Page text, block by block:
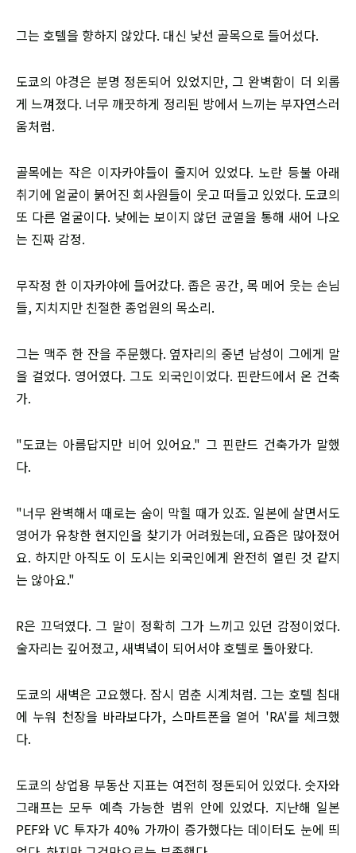
그는 호텔을 향하지 않았다. 대신 낯선 골목으로 들어섰다.
도쿄의 야경은 분명 정돈되어 있었지만, 그 완벽함이 더 외롭
게 느껴졌다. 너무 깨끗하게 정리된 방에서 느끼는 부자연스러
움처럼.
골목에는 작은 이자카야들이 줄지어 있었다. 노란 등불 아래
취기에 얼굴이 붉어진 회사원들이 웃고 떠들고 있었다. 도쿄의
또 다른 얼굴이다. 낮에는 보이지 않던 균열을 통해 새어 나오
는 진짜 감정.
무작정 한 이자카야에 들어갔다. 좁은 공간, 목 메어 웃는 손님
들, 지치지만 친절한 종업원의 목소리.
그는 맥주 한 잔을 주문했다. 옆자리의 중년 남성이 그에게 말
을 걸었다. 영어였다. 그도 외국인이었다. 핀란드에서 온 건축
가.
"도쿄는 아름답지만 비어 있어요." 그 핀란드 건축가가 말했
다.
"너무 완벽해서 때로는 숨이 막힐 때가 있죠. 일본에 살면서도
영어가 유창한 현지인을 찾기가 어려웠는데, 요즘은 많아졌어
요. 하지만 아직도 이 도시는 외국인에게 완전히 열린 것 같지
는 않아요."
R은 끄덕였다. 그 말이 정확히 그가 느끼고 있던 감정이었다.
술자리는 깊어졌고, 새벽녘이 되어서야 호텔로 돌아왔다.
도쿄의 새벽은 고요했다. 잠시 멈춘 시계처럼. 그는 호텔 침대
에 누워 천장을 바라보다가, 스마트폰을 열어 'RA'를 체크했
다.
도쿄의 상업용 부동산 지표는 여전히 정돈되어 있었다. 숫자와
그래프는 모두 예측 가능한 범위 안에 있었다. 지난해 일본
PEF와 VC 투자가 40% 가까이 증가했다는 데이터도 눈에 띄